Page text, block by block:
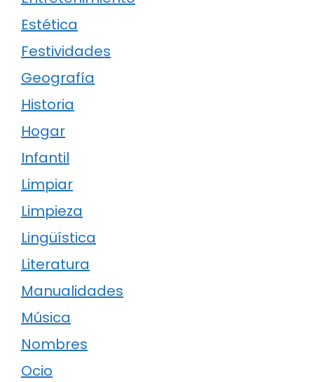
Estética
Festividades
Geografía
Historia
Hogar
Infantil
Limpiar
Limpieza
Lingüística
Literatura
Manualidades
Música
Nombres
Ocio